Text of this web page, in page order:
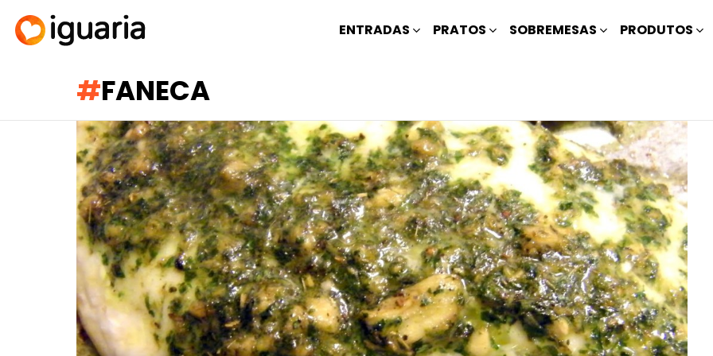
ENTRADAS PRATOS SOBREMESAS PRODUTOS
FANECA
RECOMENDADOS